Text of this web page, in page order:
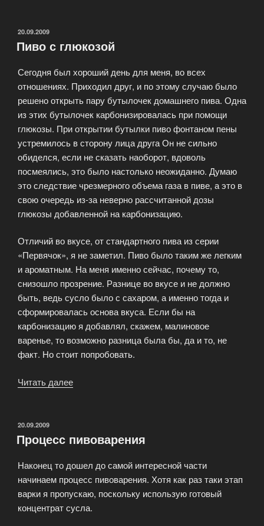
фактов
пивоварнях!»
ОПУБЛИКОВАНО
20.09.2009
Пиво с глюкозой
Сегодня был хороший день для меня, во всех
отношениях. Приходил друг, и по этому случаю было
решено открыть пару бутылочек домашнего пива. Одна
из этих бутылочек карбонизировалась при помощи
глюкозы. При открытии бутылки пиво фонтаном пены
устремилось в сторону лица друга Он не сильно
обиделся, если не сказать наоборот, вдоволь
посмеялись, это было настолько неожиданно. Думаю
это следствие чрезмерного объема газа в пиве, а это в
свою очередь из-за неверно рассчитанной дозы
глюкозы добавленной на карбонизацию.
Отличий во вкусе, от стандартного пива из серии
«Первячок», я не заметил. Пиво было таким же легким
и ароматным. На меня именно сейчас, почему то,
снизошло прозрение. Разнице во вкусе и не должно
быть, ведь сусло было с сахаром, а именно тогда и
сформировалась основа вкуса. Если бы на
карбонизацию я добавлял, скажем, малиновое
варенье, то возможно разница была бы, да и то, не
факт. Но стоит попробовать.
Читать далее
ОПУБЛИКОВАНО
20.09.2009
Процесс пивоварения
Наконец то дошел до самой интересной части
начинаем процесс пивоварения. Хотя как раз таки этап
варки я пропускаю, поскольку использую готовый
концентрат сусла.